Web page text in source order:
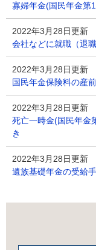
寡婦年金(国民年金第
2022年3月28日更新
会社などに就職（退
2022年3月28日更新
国民年金保険料の産
2022年3月28日更新
死亡一時金(国民年金
き
2022年3月28日更新
遺族基礎年金の受給